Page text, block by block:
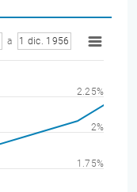
a 1 dic. 1956
1.75%
2%
2.25%